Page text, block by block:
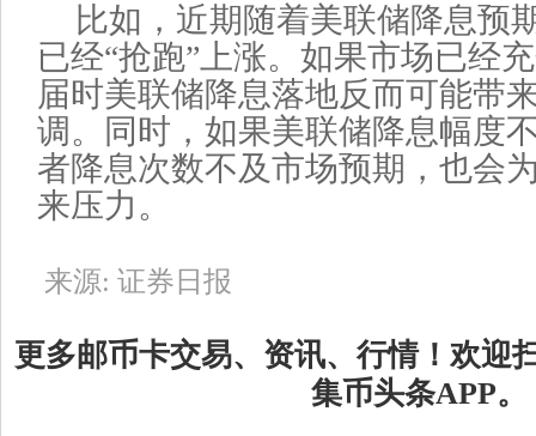
比如，近期随着美联储降息预
已经“抢跑”上涨。如果市场已经
届时美联储降息落地反而可能带
调。同时，如果美联储降息幅度
者降息次数不及市场预期，也会
来压力。
来源: 证券日报
更多邮币卡交易、资讯、行情！欢迎
集币头条APP。